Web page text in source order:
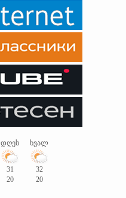
დღეს
ხვალ
31
32
20 20